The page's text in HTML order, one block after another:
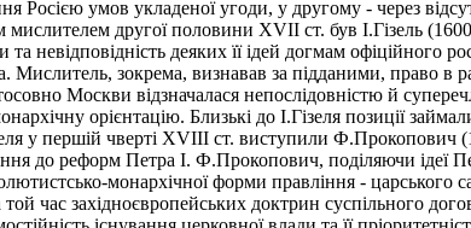
умов укладеної угоди, у другому - через
другої половини XVII ст. був І.Гізель
невідповідність деяких її ідей догмам офіційного
Мислитель, зокрема, визнавав за підданими, право
Москви відзначалася непослідовністю й
орієнтацію. Близькі до І.Гізеля позиції
у першій чверті XVIII ст. виступили Ф.Прокопович
до реформ Петра І. Ф.Прокопович, поділяючи ідеї
монархічної форми правління -
той час західноєвропейських доктрин суспільного